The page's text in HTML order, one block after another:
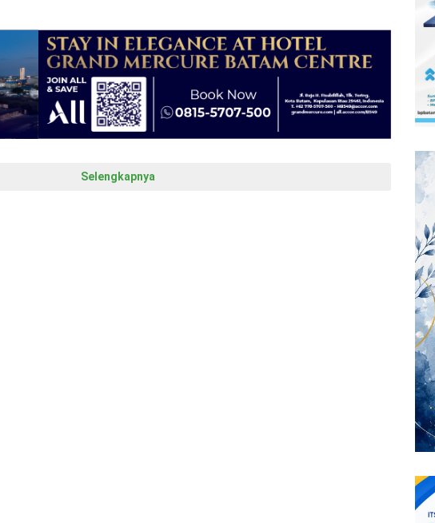
Selengkapnya